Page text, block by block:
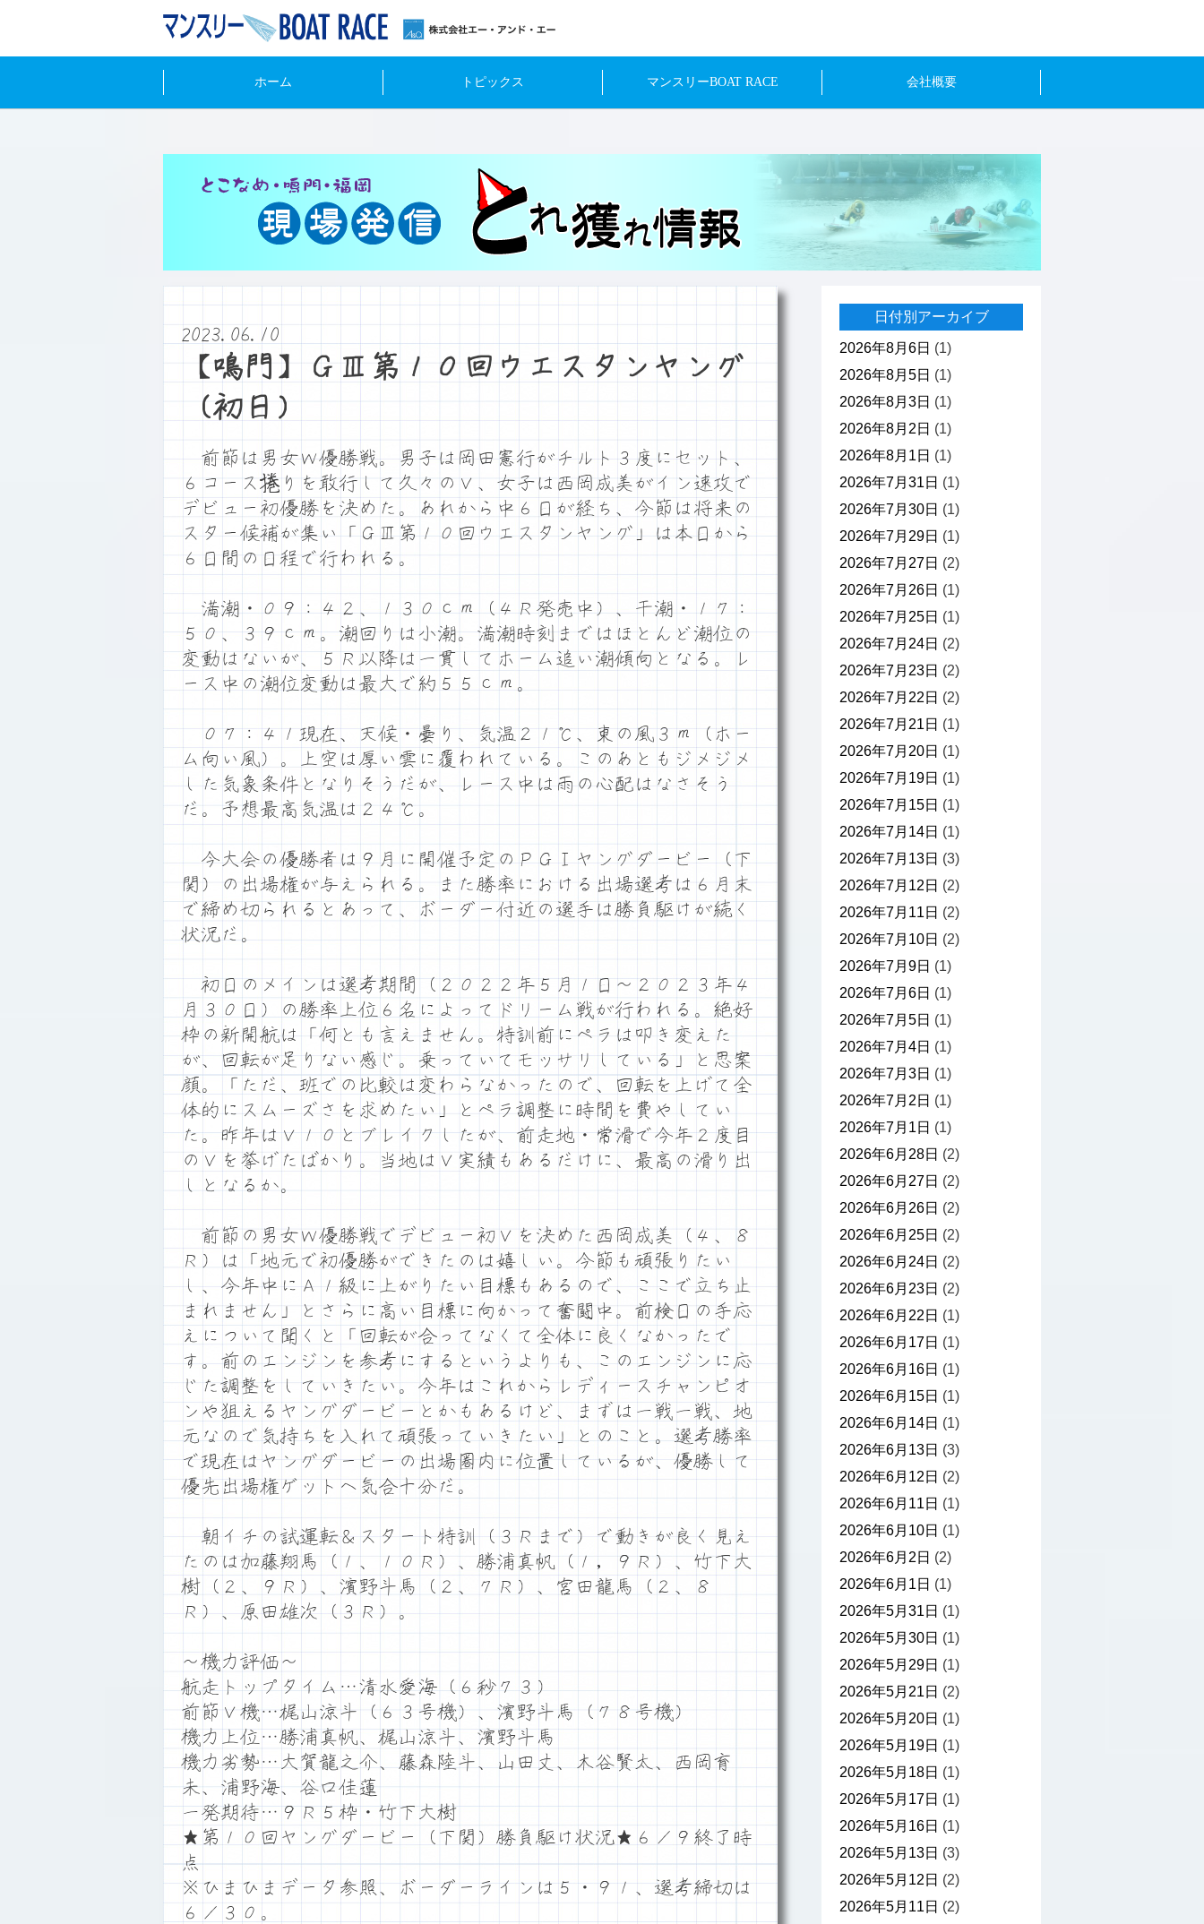
ホーム トピックス マンスリーBOAT RACE 会社概要
2023.06.10
【鳴門】ＧⅢ第１０回ウエスタンヤング
（初日）
前節は男女Ｗ優勝戦。男子は岡田憲行がチルト３度にセット、
６コース捲りを敢行して久々のＶ、女子は西岡成美がイン速攻で
デビュー初優勝を決めた。あれから中６日が経ち、今節は将来の
スター候補が集い「ＧⅢ第１０回ウエスタンヤング」は本日から
６日間の日程で行われる。
満潮・０９：４２、１３０ｃｍ（４Ｒ発売中）、干潮・１７：
５０、３９ｃｍ。潮回りは小潮。満潮時刻まではほとんど潮位の
変動はないが、５Ｒ以降は一貫してホーム追い潮傾向となる。レ
ース中の潮位変動は最大で約５５ｃｍ。
０７：４１現在、天候・曇り、気温２１℃、東の風３ｍ（ホー
ム向い風）。上空は厚い雲に覆われている。このあともジメジメ
した気象条件となりそうだが、レース中は雨の心配はなさそう
だ。予想最高気温は２４℃。
今大会の優勝者は９月に開催予定のＰＧⅠヤングダービー（下
関）の出場権が与えられる。また勝率における出場選考は６月末
で締め切られるとあって、ボーダー付近の選手は勝負駆けが続く
状況だ。
初日のメインは選考期間（２０２２年５月１日～２０２３年４
月３０日）の勝率上位６名によってドリーム戦が行われる。絶好
枠の新開航は「何とも言えません。特訓前にペラは叩き変えた
が、回転が足りない感じ。乗っていてモッサリしている」と思案
顔。「ただ、班での比較は変わらなかったので、回転を上げて全
体的にスムーズさを求めたい」とペラ調整に時間を費やしてい
た。昨年はＶ１０とブレイクしたが、前走地・常滑で今年２度目
のＶを挙げたばかり。当地はＶ実績もあるだけに、最高の滑り出
しとなるか。
前節の男女Ｗ優勝戦でデビュー初Ｖを決めた西岡成美（４、８
Ｒ）は「地元で初優勝ができたのは嬉しい。今節も頑張りたい
し、今年中にＡ１級に上がりたい目標もあるので、ここで立ち止
まれません」とさらに高い目標に向かって奮闘中。前検日の手応
えについて聞くと「回転が合ってなくて全体に良くなかったで
す。前のエンジンを参考にするというよりも、このエンジンに応
じた調整をしていきたい。今年はこれからレディースチャンピオ
ンや狙えるヤングダービーとかもあるけど、まずは一戦一戦、地
元なので気持ちを入れて頑張っていきたい」とのこと。選考勝率
で現在はヤングダービーの出場圏内に位置しているが、優勝して
優先出場権ゲットへ気合十分だ。
朝イチの試運転＆スタート特訓（３Ｒまで）で動きが良く見え
たのは加藤翔馬（１、１０Ｒ）、勝浦真帆（１，９Ｒ）、竹下大
樹（２、９Ｒ）、濱野斗馬（２、７Ｒ）、宮田龍馬（２、８
Ｒ）、原田雄次（３Ｒ）。
～機力評価～
航走トップタイム…清水愛海（６秒７３）
前節Ｖ機…梶山涼斗（６３号機）、濱野斗馬（７８号機）
機力上位…勝浦真帆、梶山涼斗、濱野斗馬
機力劣勢…大賀龍之介、藤森陸斗、山田丈、木谷賢太、西岡育
未、浦野海、谷口佳蓮
一発期待…９Ｒ５枠・竹下大樹
★第１０回ヤングダービー（下関）勝負駆け状況★６／９終了時
点
※ひまひまデータ参照、ボーダーラインは５・９１、選考締切は
６／３０。
日付別アーカイブ
2026年8月6日 (1)
2026年8月5日 (1)
2026年8月3日 (1)
2026年8月2日 (1)
2026年8月1日 (1)
2026年7月31日 (1)
2026年7月30日 (1)
2026年7月29日 (1)
2026年7月27日 (2)
2026年7月26日 (1)
2026年7月25日 (1)
2026年7月24日 (2)
2026年7月23日 (2)
2026年7月22日 (2)
2026年7月21日 (1)
2026年7月20日 (1)
2026年7月19日 (1)
2026年7月15日 (1)
2026年7月14日 (1)
2026年7月13日 (3)
2026年7月12日 (2)
2026年7月11日 (2)
2026年7月10日 (2)
2026年7月9日 (1)
2026年7月6日 (1)
2026年7月5日 (1)
2026年7月4日 (1)
2026年7月3日 (1)
2026年7月2日 (1)
2026年7月1日 (1)
2026年6月28日 (2)
2026年6月27日 (2)
2026年6月26日 (2)
2026年6月25日 (2)
2026年6月24日 (2)
2026年6月23日 (2)
2026年6月22日 (1)
2026年6月17日 (1)
2026年6月16日 (1)
2026年6月15日 (1)
2026年6月14日 (1)
2026年6月13日 (3)
2026年6月12日 (2)
2026年6月11日 (1)
2026年6月10日 (1)
2026年6月2日 (2)
2026年6月1日 (1)
2026年5月31日 (1)
2026年5月30日 (1)
2026年5月29日 (1)
2026年5月21日 (2)
2026年5月20日 (1)
2026年5月19日 (1)
2026年5月18日 (1)
2026年5月17日 (1)
2026年5月16日 (1)
2026年5月13日 (3)
2026年5月12日 (2)
2026年5月11日 (2)